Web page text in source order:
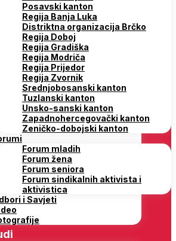
Posavski kanton
Regija Banja Luka
Distriktna organizacija Brčko
Regija Doboj
Regija Gradiška
Regija Modriča
Regija Prijedor
Regija Zvornik
Srednjobosanski kanton
Tuzlanski kanton
Unsko-sanski kanton
Zapadnohercegovački kanton
Zeničko-dobojski kanton
Forum mladih
Forum žena
Forum seniora
Forum sindikalnih aktivista i
aktivistica
i Savjeti